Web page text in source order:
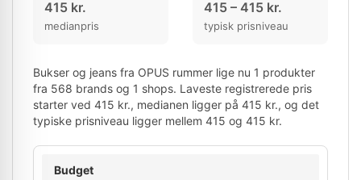
415 kr.
medianpris
415 – 415 kr.
typisk prisniveau
Bukser og jeans fra OPUS rummer lige nu 1 produkter
fra 568 brands og 1 shops. Laveste registrerede pris
starter ved 415 kr., medianen ligger på 415 kr., og det
typiske prisniveau ligger mellem 415 og 415 kr.
Budget